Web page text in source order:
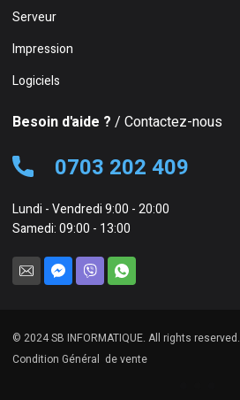
Serveur
Impression
Logiciels
Besoin d'aide ? / Contactez-nous
0703 202 409
Lundi - Vendredi 9:00 - 20:00
Samedi: 09:00 - 13:00
© 2024 SB INFORMATIQUE. All rights reserved.
Condition Général de vente